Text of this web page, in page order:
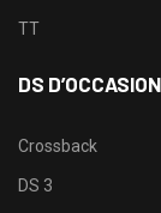
TT
DS D’OCCASION
Crossback
DS 3